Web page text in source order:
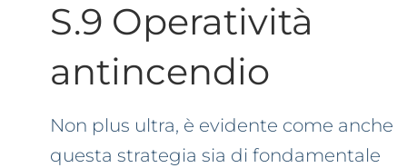
S.9 Operatività
antincendio
Non plus ultra, è evidente come anche
questa strategia sia di fondamentale